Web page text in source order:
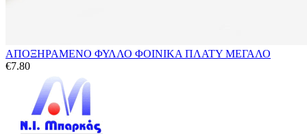
ΑΠΟΞΗΡΑΜΕΝΟ ΦΥΛΛΟ ΦΟΙΝΙΚΑ ΠΛΑΤΥ ΜΕΓΑΛΟ
€7.80